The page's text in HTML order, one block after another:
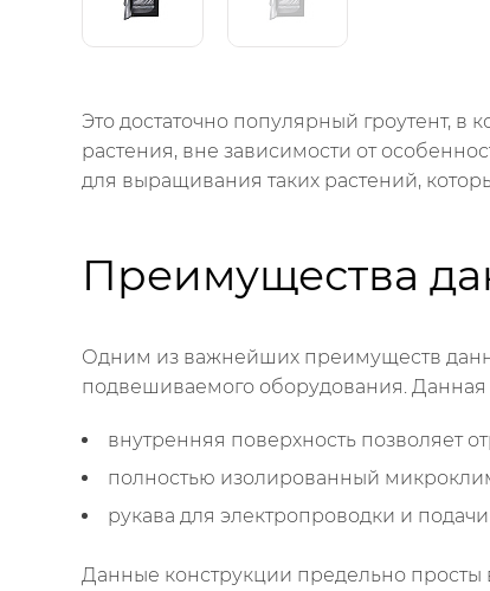
Это достаточно популярный гроутент,
растения, вне зависимости от
для выращивания таких растений,
Преимущества
Одним из важнейших преимуществ
подвешиваемого оборудования.
внутренняя поверхность позволяет
полностью изолированный
рукава для электропроводки и
Данные конструкции предельно просты